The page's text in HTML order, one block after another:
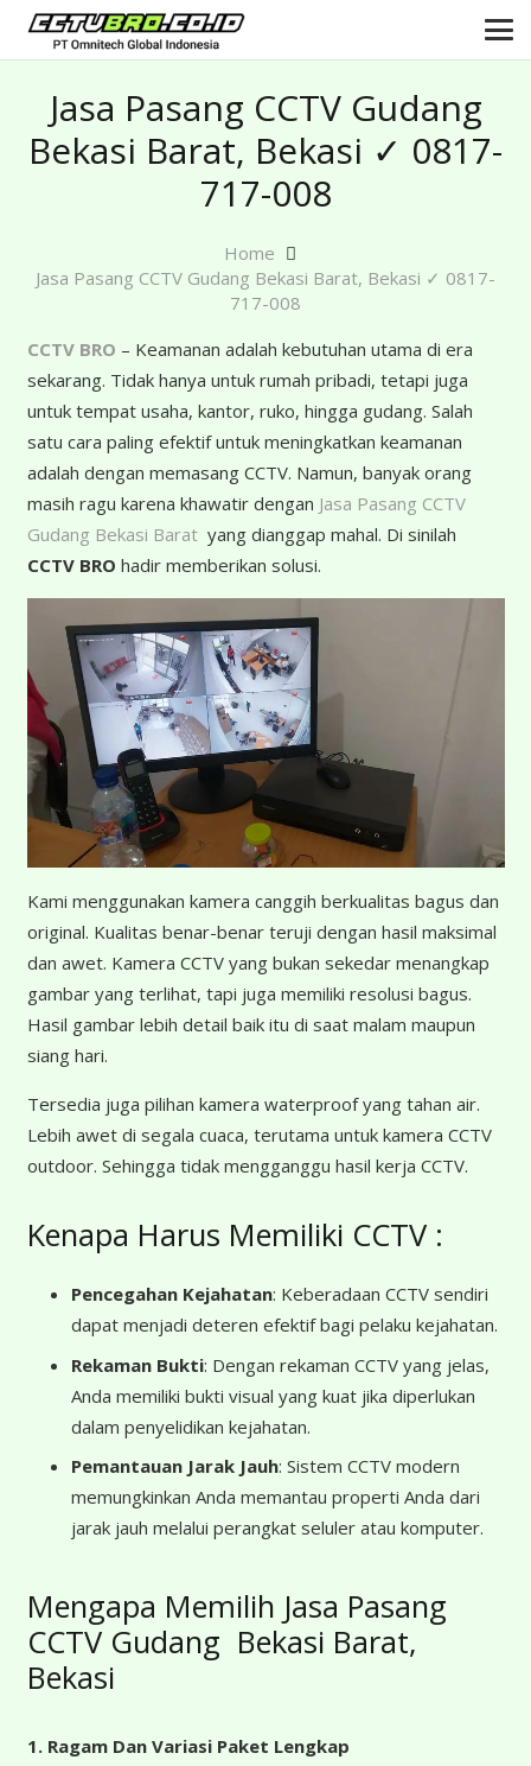
Jasa Pasang CCTV Gudang
Bekasi Barat, Bekasi ✓ 0817-
717-008
Home
Jasa Pasang CCTV Gudang Bekasi Barat, Bekasi ✓ 0817-
717-008
CCTV BRO – Keamanan adalah kebutuhan utama di era
sekarang. Tidak hanya untuk rumah pribadi, tetapi juga
untuk tempat usaha, kantor, ruko, hingga gudang. Salah
satu cara paling efektif untuk meningkatkan keamanan
adalah dengan memasang CCTV. Namun, banyak orang
masih ragu karena khawatir dengan Jasa Pasang CCTV
Gudang Bekasi Baratyang dianggap mahal. Di sinilah
CCTV BRO hadir memberikan solusi.
Kami menggunakan kamera canggih berkualitas bagus dan
original. Kualitas benar-benar teruji dengan hasil maksimal
dan awet. Kamera CCTV yang bukan sekedar menangkap
gambar yang terlihat, tapi juga memiliki resolusi bagus.
Hasil gambar lebih detail baik itu di saat malam maupun
siang hari.
Tersedia juga pilihan kamera waterproof yang tahan air.
Lebih awet di segala cuaca, terutama untuk kamera CCTV
outdoor. Sehingga tidak mengganggu hasil kerja CCTV.
Kenapa Harus Memiliki CCTV :
Pencegahan Kejahatan: Keberadaan CCTV sendiri
dapat menjadi deteren efektif bagi pelaku kejahatan.
Rekaman Bukti: Dengan rekaman CCTV yang jelas,
Anda memiliki bukti visual yang kuat jika diperlukan
dalam penyelidikan kejahatan.
Pemantauan Jarak Jauh: Sistem CCTV modern
memungkinkan Anda memantau properti Anda dari
jarak jauh melalui perangkat seluler atau komputer.
Mengapa Memilih Jasa Pasang
CCTV Gudang Bekasi Barat,
Bekasi
1. Ragam Dan Variasi Paket Lengkap